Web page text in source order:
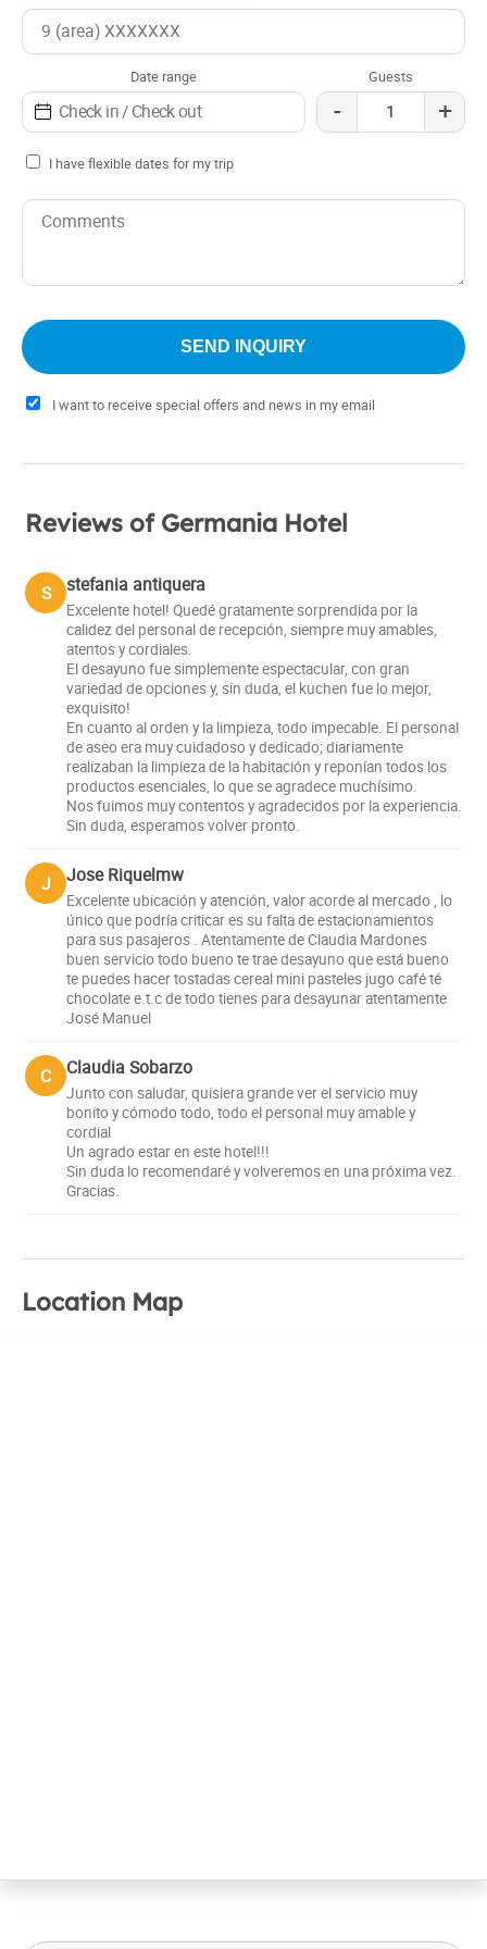
Date range Guests
- +
I have flexible dates for my trip
I want to receive special offers and news in my email
Reviews of Germania Hotel
S stefania antiquera
Excelente hotel! Quedé gratamente sorprendida por la
calidez del personal de recepción, siempre muy amables,
atentos y cordiales.
El desayuno fue simplemente espectacular, con gran
variedad de opciones y, sin duda, el kuchen fue lo mejor,
exquisito!
En cuanto al orden y la limpieza, todo impecable. El personal
de aseo era muy cuidadoso y dedicado; diariamente
realizaban la limpieza de la habitación y reponían todos los
productos esenciales, lo que se agradece muchísimo.
Nos fuimos muy contentos y agradecidos por la experiencia.
Sin duda, esperamos volver pronto.
J Jose Riquelmw
Excelente ubicación y atención, valor acorde al mercado , lo
único que podría criticar es su falta de estacionamientos
para sus pasajeros . Atentamente de Claudia Mardones
buen servicio todo bueno te trae desayuno que está bueno
te puedes hacer tostadas cereal mini pasteles jugo café té
chocolate e.t.c de todo tienes para desayunar atentamente
José Manuel
C Claudia Sobarzo
Junto con saludar, quisiera grande ver el servicio muy
bonito y cómodo todo, todo el personal muy amable y
cordial
Un agrado estar en este hotel!!!
Sin duda lo recomendaré y volveremos en una próxima vez.
Gracias.
Location Map